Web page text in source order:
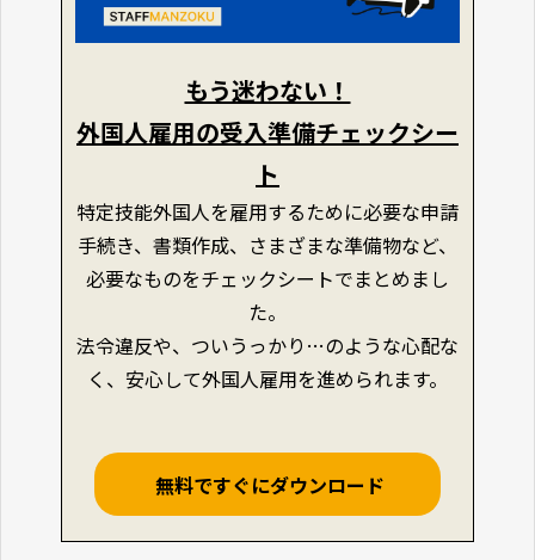
もう迷わない！
外国人雇用の受入準備チェックシー
ト
特定技能外国人を雇用するために必要な申請
手続き、書類作成、さまざまな準備物など、
必要なものをチェックシートでまとめまし
た。
法令違反や、ついうっかり…のような心配な
く、安心して外国人雇用を進められます。
無料ですぐにダウンロード